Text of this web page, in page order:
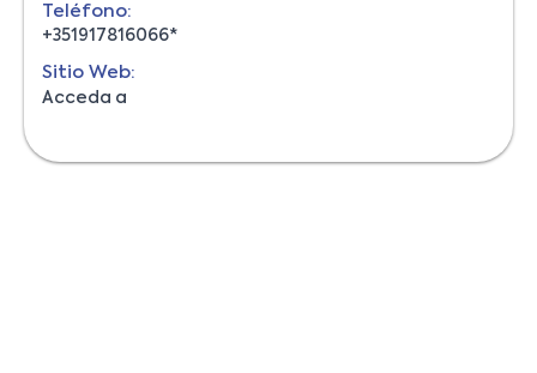
Teléfono:
+351917816066*
Sitio Web:
Acceda a